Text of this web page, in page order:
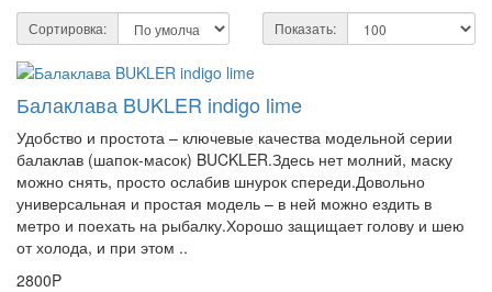
Сортировка: Показать:
Балаклава BUKLER indigo lime
Удобство и простота – ключевые качества модельной серии
балаклав (шапок-масок) BUCKLER.Здесь нет молний, маску
можно снять, просто ослабив шнурок спереди.Довольно
универсальная и простая модель – в ней можно ездить в
метро и поехать на рыбалку.Хорошо защищает голову и шею
от холода, и при этом ..
2800P